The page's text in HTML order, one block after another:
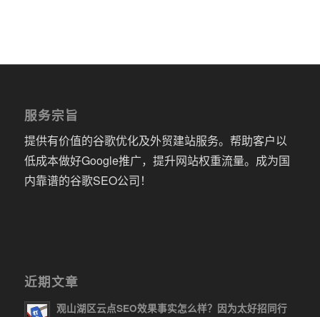
服务宗旨
提供有价值的谷歌优化及外贸建站服务。帮助客户以
低成本做好Google推广，提升网站权重流量。成为国
内靠谱的谷歌SEO公司！
近期文章
观山湖区云点SEO效果事实怎么样？因为太好招同行